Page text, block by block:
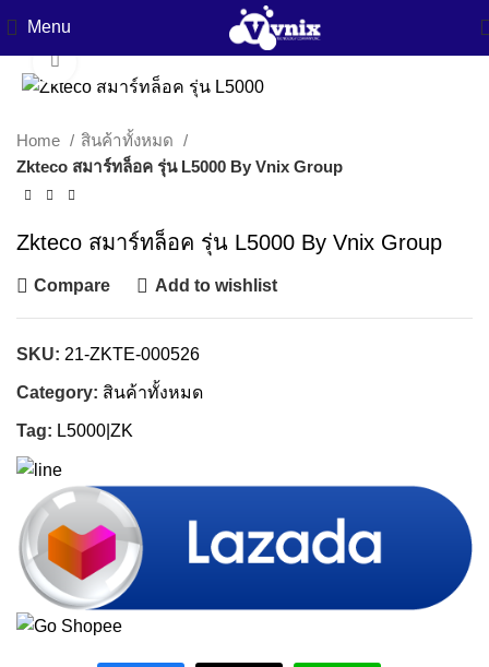
Menu
Click to enlarge
Home
สินค้าทั้งหมด
Zkteco สมาร์ทล็อค รุ่น L5000 By Vnix Group
Zkteco สมาร์ทล็อค รุ่น L5000 By Vnix Group
Compare Add to wishlist
SKU: 21-ZKTE-000526
Category: สินค้าทั้งหมด
Tag: L5000|ZK